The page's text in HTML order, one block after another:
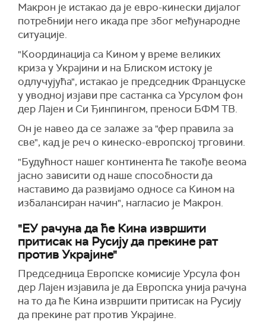
Макрон је истакао да је евро-кинески дијалог
потребнији него икада пре због међународне
ситуације.
"Координација са Кином у време великих
криза у Украјини и на Блиском истоку је
одлучујућа", истакао је председник Француске
у уводној изјави пре састанка са Урсулом фон
дер Лајен и Си Ђинпингом, преноси БФМ ТВ.
Он је навео да се залаже за "фер правила за
све", кад је реч о кинеско-европској трговини.
"Будућност нашег континента ће такође веома
јасно зависити од наше способности да
наставимо да развијамо односе са Кином на
избалансиран начин", нагласио је Макрон.
"ЕУ рачуна да ће Кина извршити
притисак на Русију да прекине рат
против Украјине"
Председница Европске комисије Урсула фон
дер Лајен изјавила је да Европска унија рачуна
на то да ће Кина извршити притисак на Русију
да прекине рат против Украјине.